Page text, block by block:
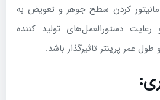
کردن سطح جوهر و تعویض به
دستورالعمل‌های تولید کننده
عمر پرینتر تاثیرگذار باشد.